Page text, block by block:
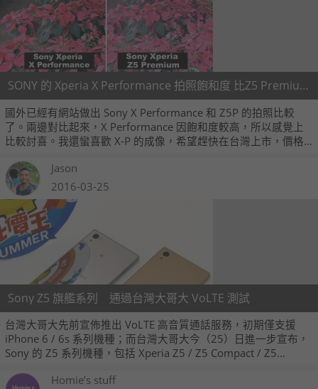
SONY 的 Xperia X Performance 拍照飽和度 比Z5 Premium好耶！
國外已經有網站做出 Sony X Performance 和 Z5P 的拍照比較
了。兩邊對比起來，X Performance 因飽和度較高，所以感覺上
比較討喜。我還蠻喜歡 X-P 的成像，希望趕快在台灣上市，價格
Jason
2016-03-25
Sony Z5 旗艦系列 通過台灣大哥大 VoLTE 測試
台灣大哥大先前宣佈推出 VoLTE 高音質通話服務，初期僅支援
iPhone 6 / 6s 系列機種；而台灣大哥大今（25）日進一步宣布，
Sony 的 Z5 系列機種，包括 Xperia Z5 / Z5 Compact / Z5
支援 VoLTE 機種的行列。
Homie’s stuff